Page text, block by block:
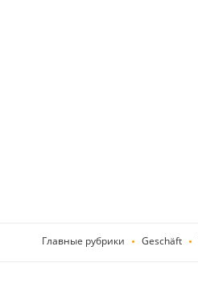
Главные рубрики Geschäft